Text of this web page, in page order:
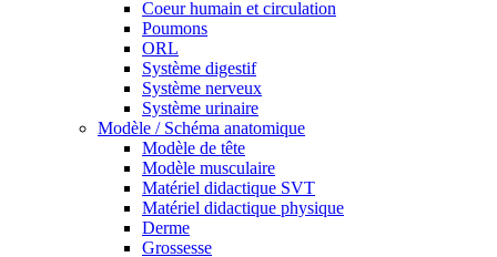
Coeur humain et circulation
Poumons
ORL
Système digestif
Système nerveux
Système urinaire
Modèle / Schéma anatomique
Modèle de tête
Modèle musculaire
Matériel didactique SVT
Matériel didactique physique
Derme
Grossesse